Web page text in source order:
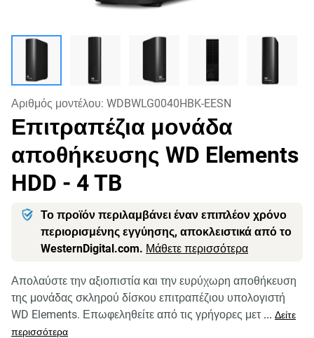
Αριθμός μοντέλου: WDBWLG0040HBK-EESN
Επιτραπέζια μονάδα
αποθήκευσης WD Elements
HDD - 4 TB
Το προϊόν περιλαμβάνει έναν επιπλέον χρόνο
περιορισμένης εγγύησης, αποκλειστικά από το
WesternDigital.com. Μάθετε περισσότερα
Απολαύστε την αξιοπιστία και την ευρύχωρη αποθήκευση
της μονάδας σκληρού δίσκου επιτραπέζιου υπολογιστή
WD Elements. Επωφεληθείτε από τις γρήγορες μετ ... Δείτε
περισσότερα